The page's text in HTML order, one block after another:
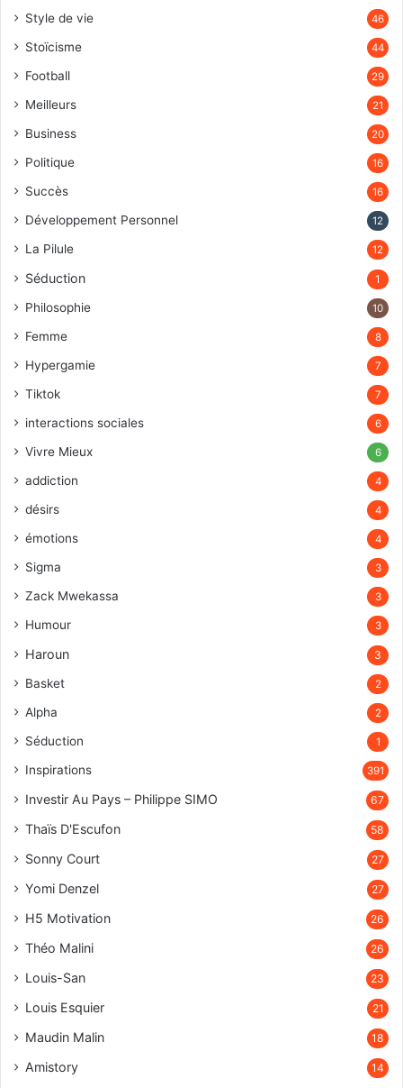
Style de vie 46
Stoïcisme 44
Football 29
Meilleurs 21
Business 20
Politique 16
Succès 16
Développement Personnel 12
La Pilule 12
Séduction 1
Philosophie 10
Femme 8
Hypergamie 7
Tiktok 7
interactions sociales 6
Vivre Mieux 6
addiction 4
désirs 4
émotions 4
Sigma 3
Zack Mwekassa 3
Humour 3
Haroun 3
Basket 2
Alpha 2
Séduction 1
Inspirations 391
Investir Au Pays – Philippe SIMO 67
Thaïs D'Escufon 58
Sonny Court 27
Yomi Denzel 27
H5 Motivation 26
Théo Malini 26
Louis-San 23
Louis Esquier 21
Maudin Malin 18
Amistory 14